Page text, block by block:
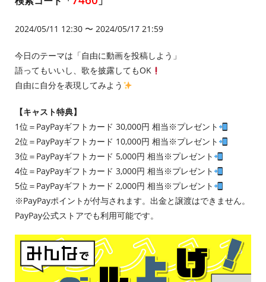
2024/05/11 12:30 〜 2024/05/17 21:59
今日のテーマは「自由に動画を投稿しよう」
語ってもいいし、歌を披露してもOK
自由に自分を表現してみよう
【キャスト特典】
1位＝PayPayギフトカード 30,000円 相当※プレゼント
2位＝PayPayギフトカード 10,000円 相当※プレゼント
3位＝PayPayギフトカード 5,000円 相当※プレゼント
4位＝PayPayギフトカード 3,000円 相当※プレゼント
5位＝PayPayギフトカード 2,000円 相当※プレゼント
※PayPayポイントが付与されます。出金と譲渡はできません。
PayPay公式ストアでも利用可能です。